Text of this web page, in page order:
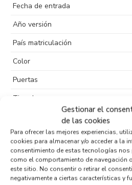
Gestionar el
de las cookies
Para ofrecer las mejores experiencias,
cookies para almacenar y/o acceder a la
consentimiento de estas tecnologías
como el comportamiento de navegación
este sitio. No consentir o retirar el
negativamente a ciertas características y
Fecha de entrada
Año versión
País matriculación
Color
Puertas
Tipo de
Código motor
Código cambio